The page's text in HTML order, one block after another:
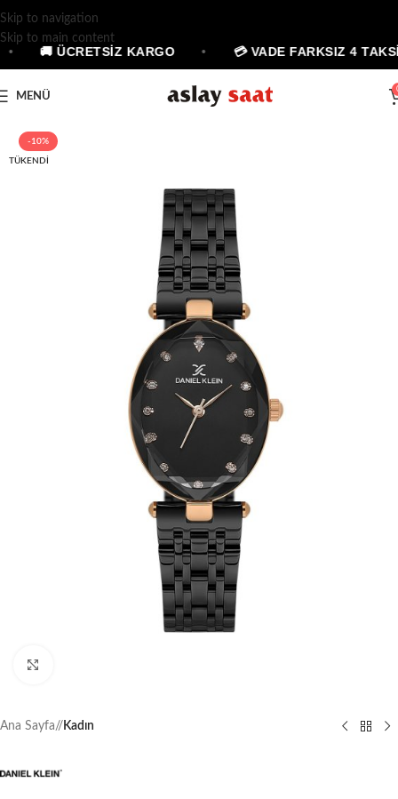
Skip to navigation
Skip to main content
🚚 ÜCRETSİZ KARGO • 💳 VADE FARKSIZ 4
MENÜ
-10%
TÜKENDI
Ana Sayfa/ Kadın